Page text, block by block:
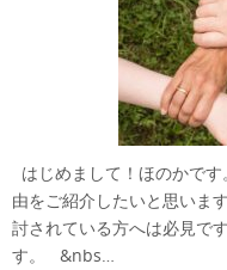
はじめまして！ほのかで
由をご紹介したいと思いま
討されている方へは必見で
す。 &nbs…